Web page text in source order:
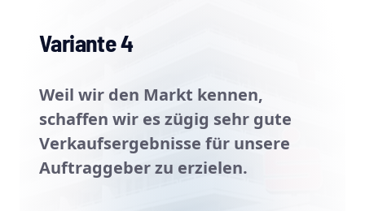
Variante 4
Weil wir den Markt kennen,
schaffen wir es zügig sehr gute
Verkaufsergebnisse für unsere
Auftraggeber zu erzielen.